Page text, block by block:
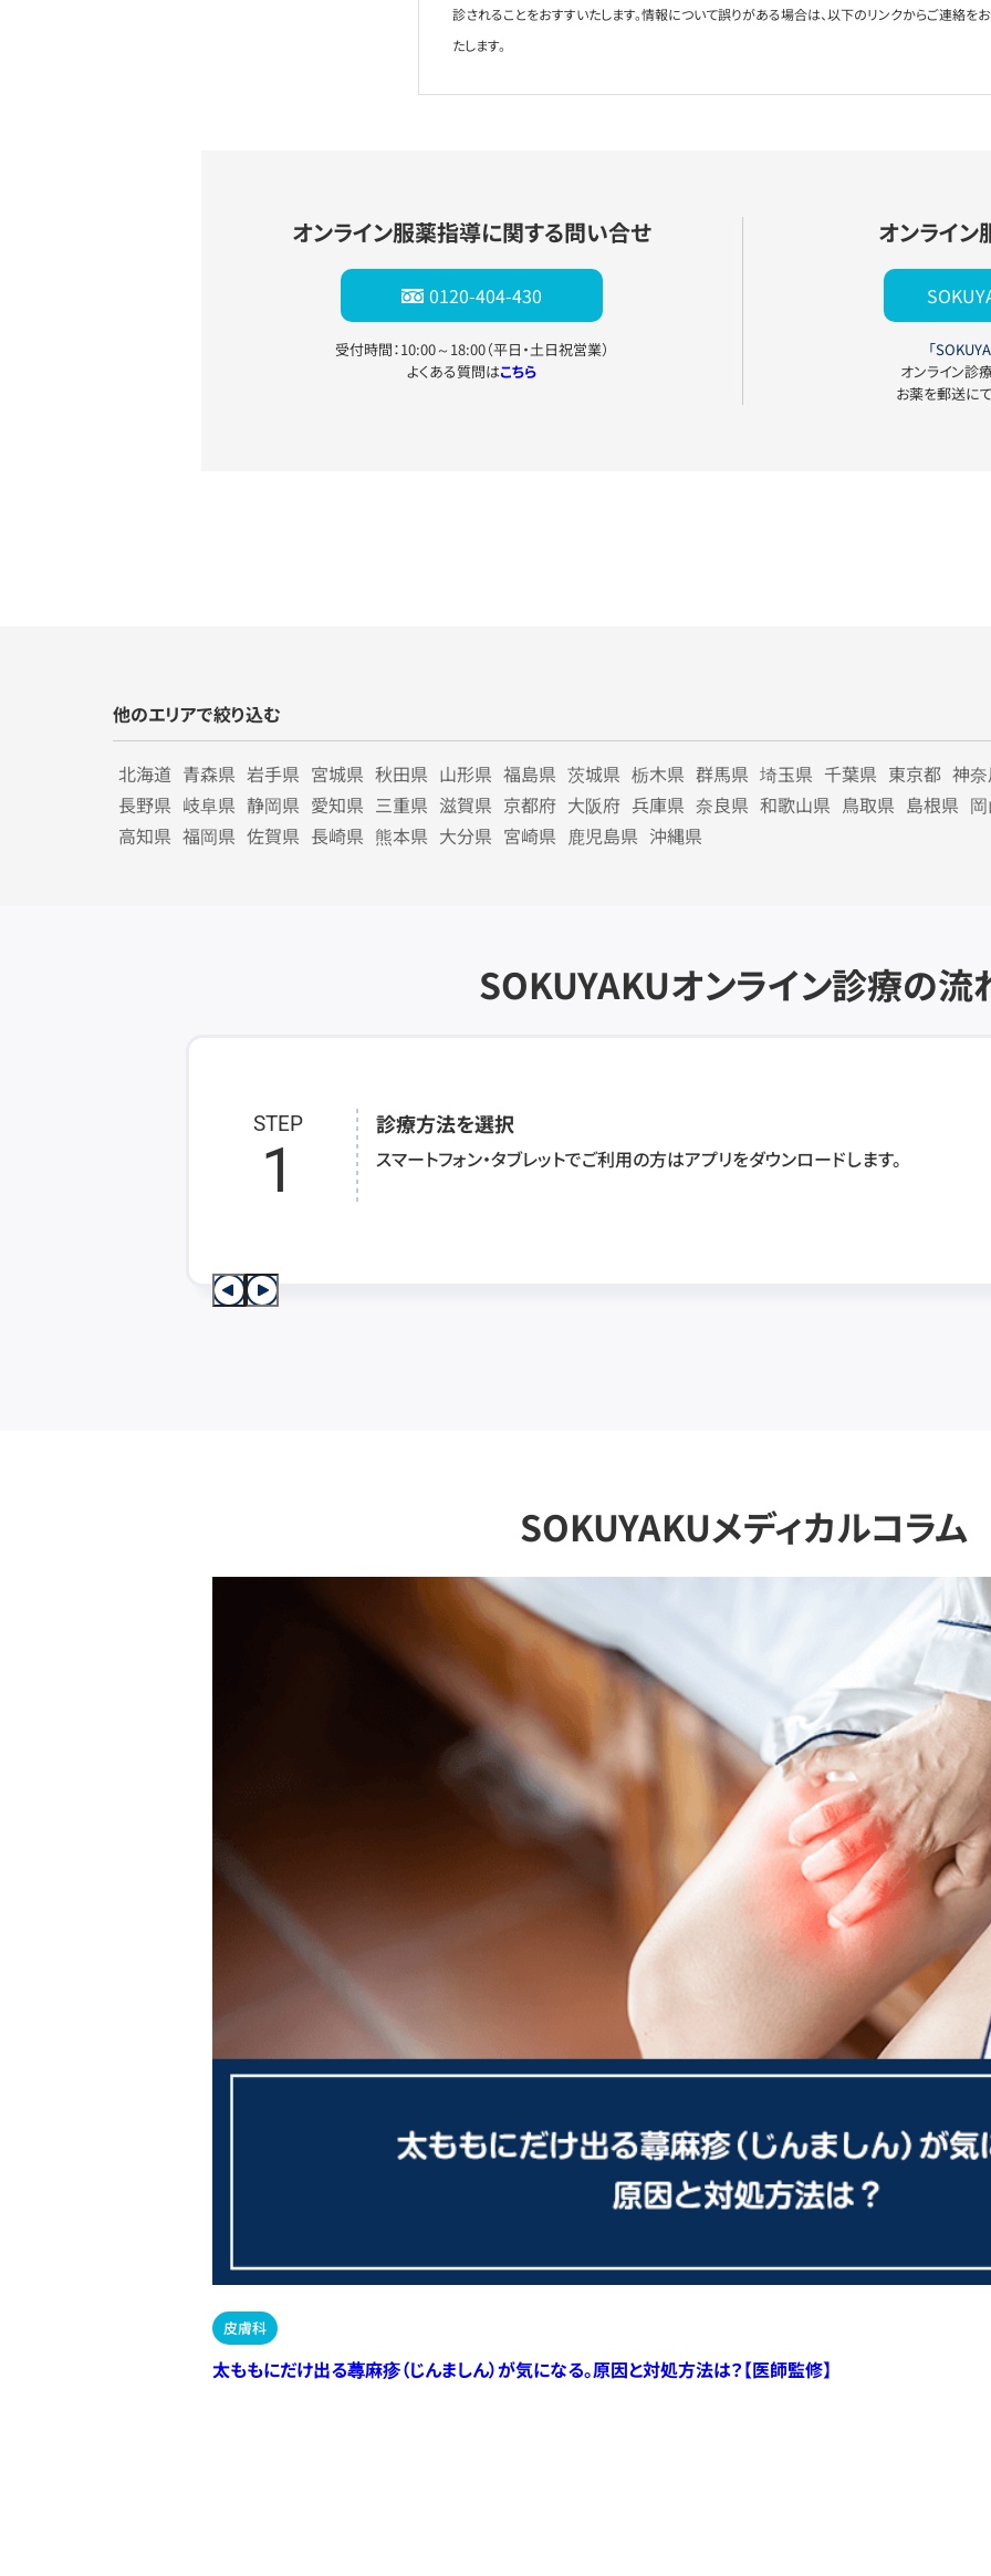
診されることをおすすいたします。情報について誤りがある場合は、以下のリンクからご連絡を
たします。
オンライン服薬指導に関する問い合せ
0120-404-430
受付時間：10:00～18:00（平日・土日祝営業）
よくある質問はこちら
オンライ
「
オンライン診
お薬を郵送に
他のエリアで絞り込む
北海道 青森県 岩手県 宮城県 秋田県 山形県 福島県 茨城県 栃木県 群馬県 埼玉県 千葉県 東京都 神
長野県 岐阜県 静岡県 愛知県 三重県 滋賀県 京都府 大阪府 兵庫県 奈良県 和歌山県 鳥取県 島根県
高知県 福岡県 佐賀県 長崎県 熊本県 大分県 宮崎県 鹿児島県 沖縄県
SOKUYAKUオンライン診療の流
STEP
1
診療方法を選択
スマートフォン・タブレットでご利用の方はアプリをダウンロードします。
SOKUYAKUメディカルコラム
皮膚科
太ももにだけ出る蕁麻疹（じんましん）が気になる。原因と対処方法は？【医師監修】